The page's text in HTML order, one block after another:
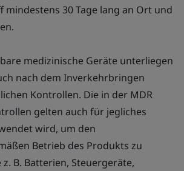
mindestens 30 Tage lang an Ort und
medizinische Geräte unterliegen
nach dem Inverkehrbringen
Kontrollen. Die in der MDR
gelten auch für jegliches
wird, um den
Betrieb des Produkts zu
B. Batterien, Steuergeräte,